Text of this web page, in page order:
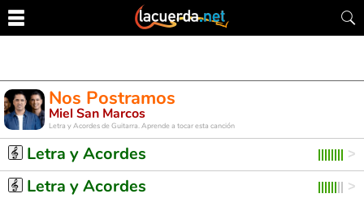
Nos Postramos
Miel San Marcos
Letra y Acordes de Guitarra. Aprende a tocar esta canción
Letra y Acordes
Letra y Acordes